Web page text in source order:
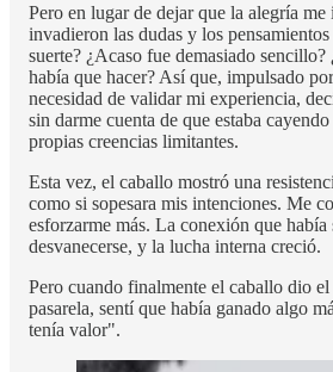
Pero en lugar de dejar que la alegría me
invadieron las dudas y los
suerte? ¿Acaso fue demasiado
había que hacer? Así que, impulsado
necesidad de validar mi experiencia,
sin darme cuenta de que estaba
propias creencias limitantes.
Esta vez, el caballo mostró una
como si sopesara mis intenciones. Me
esforzarme más. La conexión que había
desvanecerse, y la lucha interna creció.
Pero cuando finalmente el caballo dio
pasarela, sentí que había ganado algo
tenía valor".